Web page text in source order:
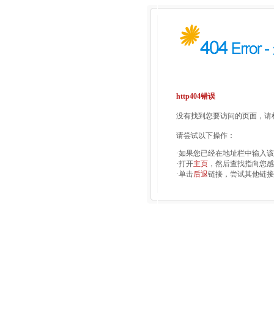
http404错误
没有找到您要访问的页面，
请尝试以下操作：
·如果您已经在地址栏中输入
·打开主页 ，然后查找指向您
·单击后退链接，尝试其他链